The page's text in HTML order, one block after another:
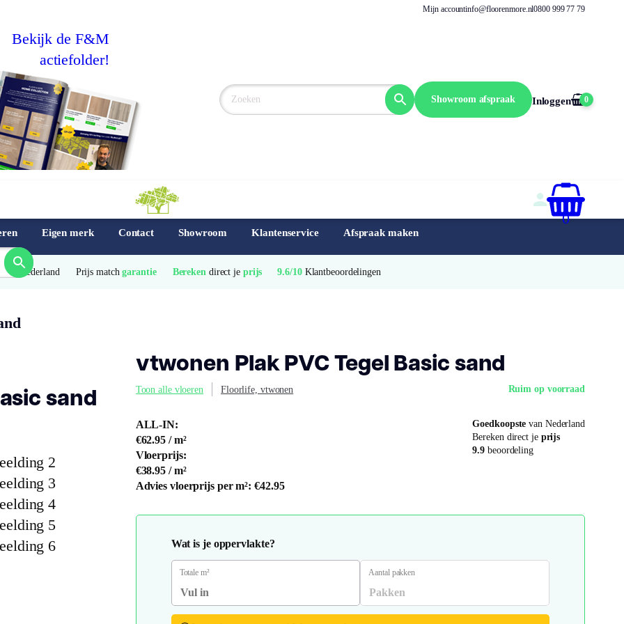
Mijn accountinfo@floorenmore.nl0800 999 77 79
Bekijk de F&M
actiefolder!
Showroom afspraak Inloggen 0
0
Eigen merk Contact Showroom Klantenservice Afspraak maken
van Nederland Prijs match garantie Bereken direct je prijs 9.6/10 Klantbeoordelingen
sand
vtwonen Plak PVC Tegel Basic sand
Toon alle vloeren Floorlife, vtwonen Ruim op voorraad
ALL-IN:
€62.95 / m²
Vloerprijs:
€38.95 / m²
Advies vloerprijs per m²: €42.95
Goedkoopstevan Nederland
Bereken direct je prijs
9.9beoordeling
Wat is je oppervlakte?
Totale m² Aantal pakken